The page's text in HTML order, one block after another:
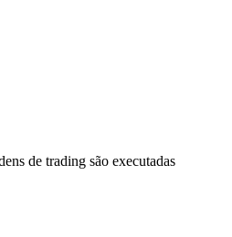
de trading são executadas